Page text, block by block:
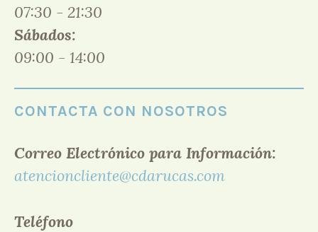
07:30 - 21:30
Sábados:
09:00 - 14:00
CONTACTA CON NOSOTROS
Correo Electrónico para Información:
atencioncliente@cdarucas.com
Teléfono